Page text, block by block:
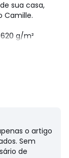
sua casa,
Camille.
g/m²
de
o artigo
Sem
de